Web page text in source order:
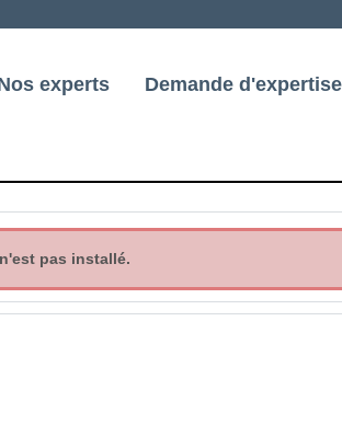
experts Demande d'expertise
pas installé.